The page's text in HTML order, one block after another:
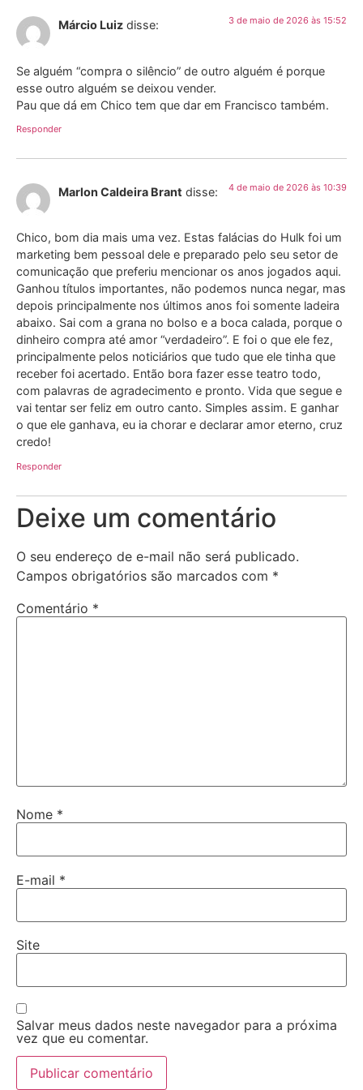
Márcio Luiz disse: 3 de maio de 2026 às 15:52
Se alguém “compra o silêncio” de outro alguém é porque
esse outro alguém se deixou vender.
Pau que dá em Chico tem que dar em Francisco também.
Responder
Marlon Caldeira Brant disse: 4 de maio de 2026 às 10:39
Chico, bom dia mais uma vez. Estas falácias do Hulk foi um
marketing bem pessoal dele e preparado pelo seu setor de
comunicação que preferiu mencionar os anos jogados aqui.
Ganhou títulos importantes, não podemos nunca negar, mas
depois principalmente nos últimos anos foi somente ladeira
abaixo. Sai com a grana no bolso e a boca calada, porque o
dinheiro compra até amor “verdadeiro”. E foi o que ele fez,
principalmente pelos noticiários que tudo que ele tinha que
receber foi acertado. Então bora fazer esse teatro todo,
com palavras de agradecimento e pronto. Vida que segue e
vai tentar ser feliz em outro canto. Simples assim. E ganhar
o que ele ganhava, eu ia chorar e declarar amor eterno, cruz
credo!
Responder
Deixe um comentário
O seu endereço de e-mail não será publicado.
Campos obrigatórios são marcados com *
Comentário *
Nome *
E-mail *
Site
Salvar meus dados neste navegador para a próxima
vez que eu comentar.